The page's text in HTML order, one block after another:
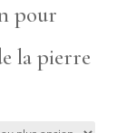
pour
la pierre